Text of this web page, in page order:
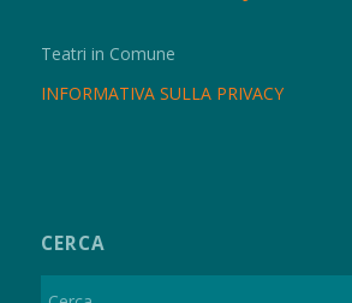
Teatri in Comune
INFORMATIVA SULLA PRIVACY
CERCA